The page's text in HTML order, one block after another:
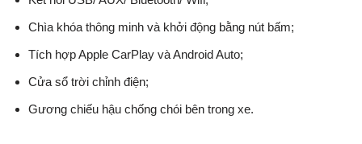
Chìa khóa thông minh và khởi động bằng nút bấm;
Tích hợp Apple CarPlay và Android Auto;
Cửa sổ trời chỉnh điện;
Gương chiếu hậu chống chói bên trong xe.